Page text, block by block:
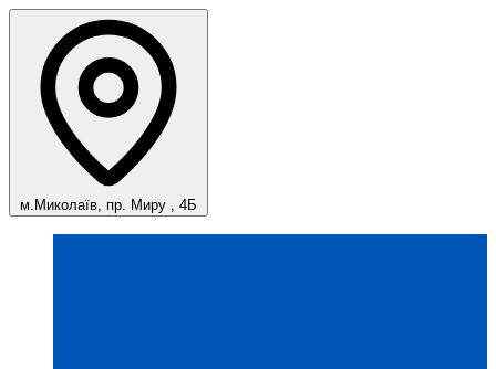
м.Миколаїв, пр. Миру , 4Б